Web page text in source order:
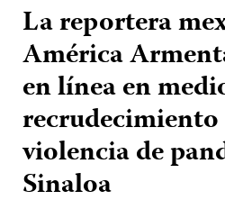
La reportera
América
en línea en
recrudecimiento
violencia de
Sinaloa